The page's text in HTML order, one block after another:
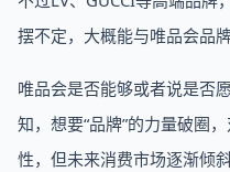
摆不定，大概能与唯品会品
唯品会是否能够或者说是否
知，想要“品牌”的力量破圈
性，但未来消费市场逐渐倾